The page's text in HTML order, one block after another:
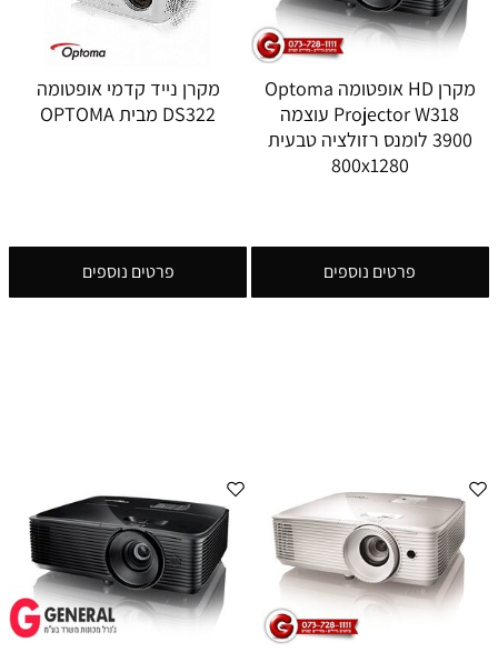
מקרן HD אופטומה Optoma
Projector W318 עוצמה
3900 לומנס רזולציה טבעית
800x1280
פרטים נוספים
מקרן נייד קדמי אופטומה
DS322 מבית OPTOMA
פרטים נוספים